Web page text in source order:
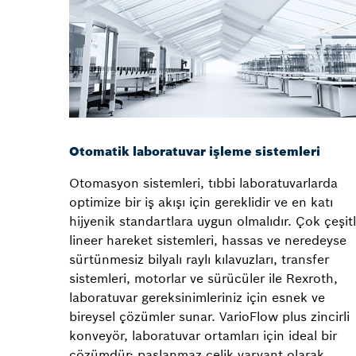
Otomatik laboratuvar işleme sistemleri
Otomasyon sistemleri, tıbbi laboratuvarlarda
optimize bir iş akışı için gereklidir ve en katı
hijyenik standartlara uygun olmalıdır. Çok
lineer hareket sistemleri, hassas ve neredeyse
sürtünmesiz bilyalı raylı kılavuzları, transfer
sistemleri, motorlar ve sürücüler ile Rexroth,
laboratuvar gereksinimleriniz için esnek ve
bireysel çözümler sunar. VarioFlow plus zincirli
konveyör, laboratuvar ortamları için ideal bir